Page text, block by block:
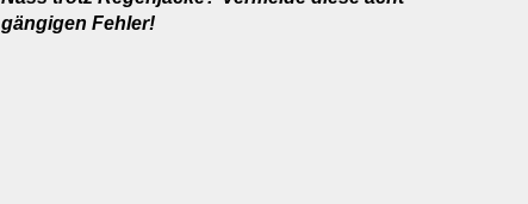
gängigen Fehler!